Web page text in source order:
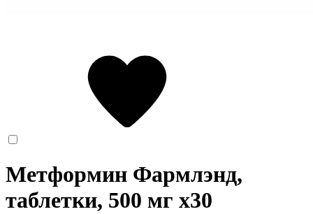
Метформин Фармлэнд,
таблетки, 500 мг x30